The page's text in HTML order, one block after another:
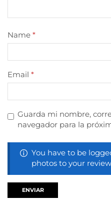
Name *
Email *
Guarda mi nombre,
navegador para la
You have to be
photos to your